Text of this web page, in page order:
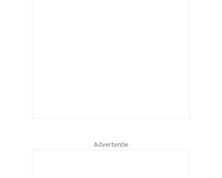
Advertentie